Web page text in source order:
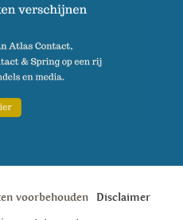
voorbehouden
Disclaimer